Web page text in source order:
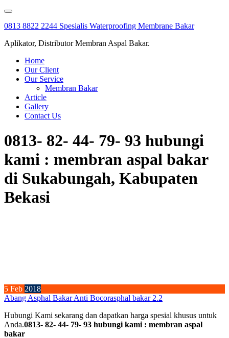
Skip
content
0813 8822 2244 Spesialis Waterproofing Membrane Bakar
Aplikator, Distributor Membran Aspal Bakar.
Home
Our Client
Our Service
Membran Bakar
Article
Gallery
Contact Us
0813- 82- 44- 79- 93 hubungi
kami : membran aspal bakar
di Sukabungah, Kabupaten
Bekasi
5 Feb 2018
Abang Asphal Bakar Anti Bocorasphal bakar 2.2
Hubungi Kami sekarang dan dapatkan harga spesial khusus untuk
Anda.0813- 82- 44- 79- 93 hubungi kami : membran aspal
bakar